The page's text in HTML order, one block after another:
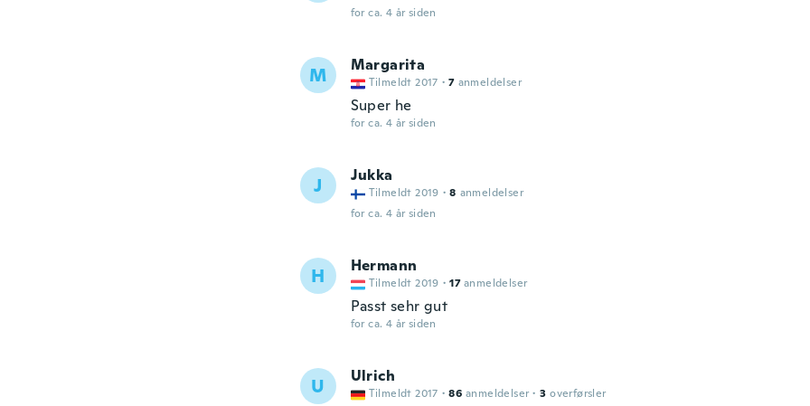
for ca. 4 år siden
M Margarita
Tilmeldt 2017 · 7 anmeldelser
Super he
for ca. 4 år siden
J Jukka
Tilmeldt 2019 · 8 anmeldelser
for ca. 4 år siden
H Hermann
Tilmeldt 2019 · 17 anmeldelser
Passt sehr gut
for ca. 4 år siden
U Ulrich
Tilmeldt 2017 · 86 anmeldelser · 3 overførsler